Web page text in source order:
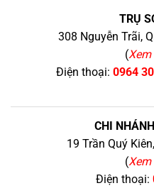
TRỤ
308 Nguyễn Trãi,
(Xem
Điện thoại: 0964
CHI
19 Trần Quý
(Xem
Điện thoại: